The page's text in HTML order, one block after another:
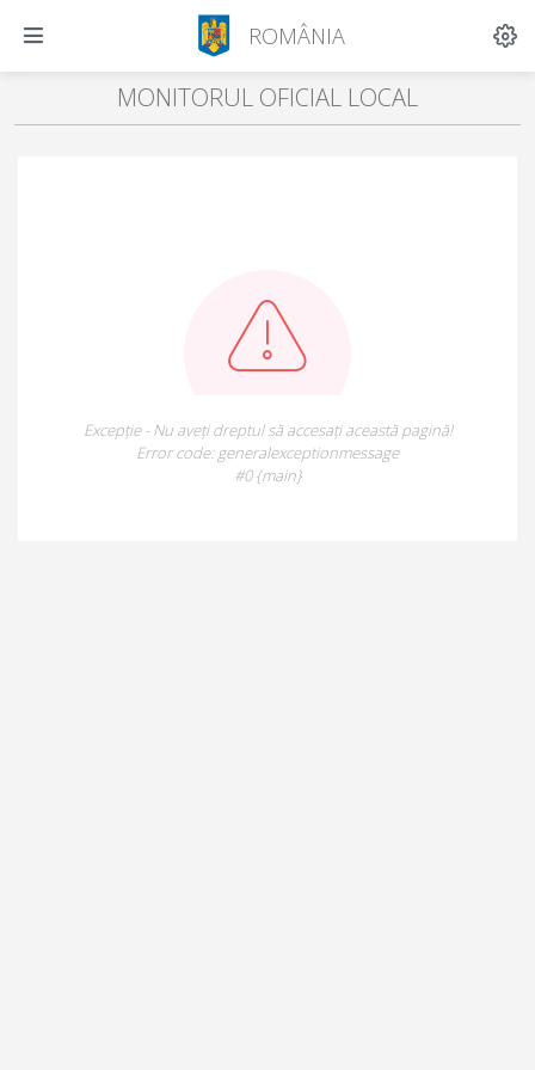
ROMÂNIA
MONITORUL OFICIAL LOCAL
Excepție - Nu aveți dreptul să accesați această pagină!
Error code: generalexceptionmessage
#0 {main}